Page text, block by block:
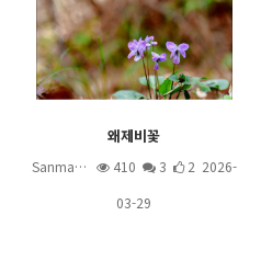
왜제비꽃
Sanma… 410 3
2 2026-
03-29